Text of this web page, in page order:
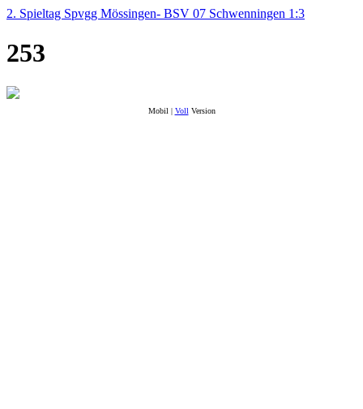
2. Spieltag Spvgg Mössingen- BSV 07 Schwenningen 1:3
253
Mobil | Voll Version